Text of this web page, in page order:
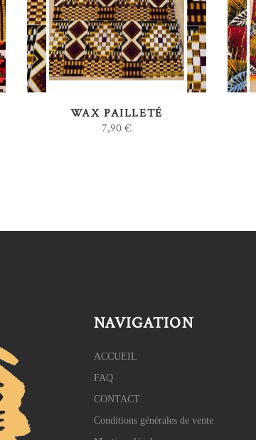
AJOUTER AU PANIER
WAX PAILLETÉ
7,90€
NAVIGATION
ACCUEIL
FAQ
CONTACT
Conditions générales de vente